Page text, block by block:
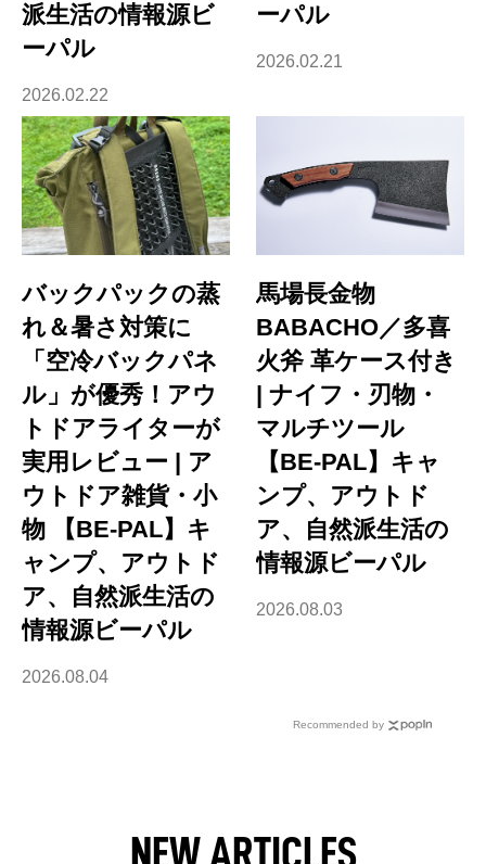
派生活の情報源ビ
ーパル
2026.02.22
ーパル
2026.02.21
バックパックの蒸
れ＆暑さ対策に
「空冷バックパネ
ル」が優秀！アウ
トドアライターが
実用レビュー | ア
ウトドア雑貨・小
物 【BE-PAL】キ
ャンプ、アウトド
ア、自然派生活の
情報源ビーパル
2026.08.04
馬場長金物
BABACHO／多喜
火斧 革ケース付き
| ナイフ・刃物・
マルチツール
【BE-PAL】キャ
ンプ、アウトド
ア、自然派生活の
情報源ビーパル
2026.08.03
Recommended by
NEW ARTICLES